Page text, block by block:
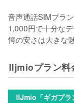
音声通話SIMプラ
1,000円で十分な
愕の安さは大きな
IIjmioプラン料
IIJmio「ギガプラ